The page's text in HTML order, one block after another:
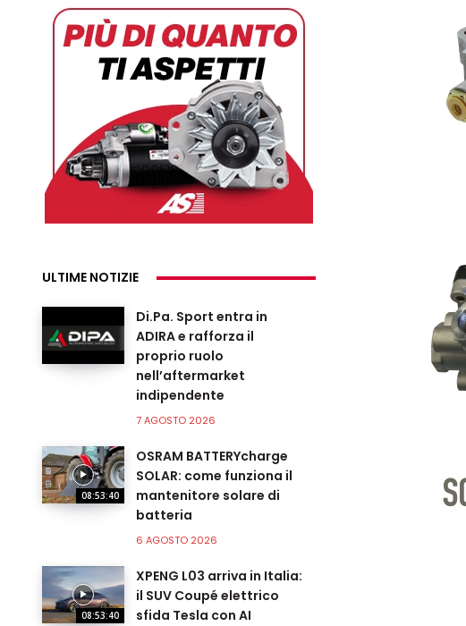
ULTIME NOTIZIE
Di.Pa. Sport entra in
ADIRA e rafforza il
proprio ruolo
nell’aftermarket
indipendente
7 AGOSTO 2026
08:53:40
OSRAM BATTERYcharge
SOLAR: come funziona il
mantenitore solare di
batteria
6 AGOSTO 2026
08:53:40
XPENG L03 arriva in Italia:
il SUV Coupé elettrico
sfida Tesla con AI